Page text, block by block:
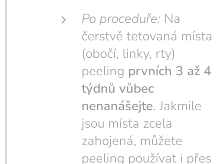
Po proceduře: Na
čerstvě tetovaná místa
(obočí, linky, rty)
peeling prvních 3 až 4
týdnů vůbec
nenanášejte. Jakmile
jsou místa zcela
zahojená, můžete
peeling používat i přes